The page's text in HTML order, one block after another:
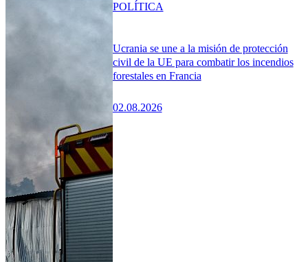
Ucrania se une a la misión de protección
civil de la UE para combatir los incendios
forestales en Francia
02.08.2026
POLÍTICA